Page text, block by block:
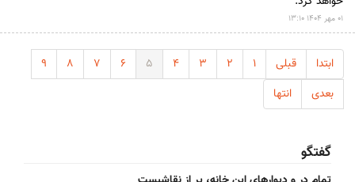
۰۱ مهر ۱۴۰۴ ۱۳:۱۰
ابتدا قبلی ۱ ۲ ۳ ۴ ۵ ۶ ۷ ۸
۹
بعدی
انتها
گفتگو